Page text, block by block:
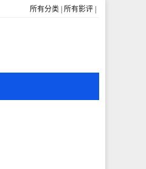
所有分类 所有影评